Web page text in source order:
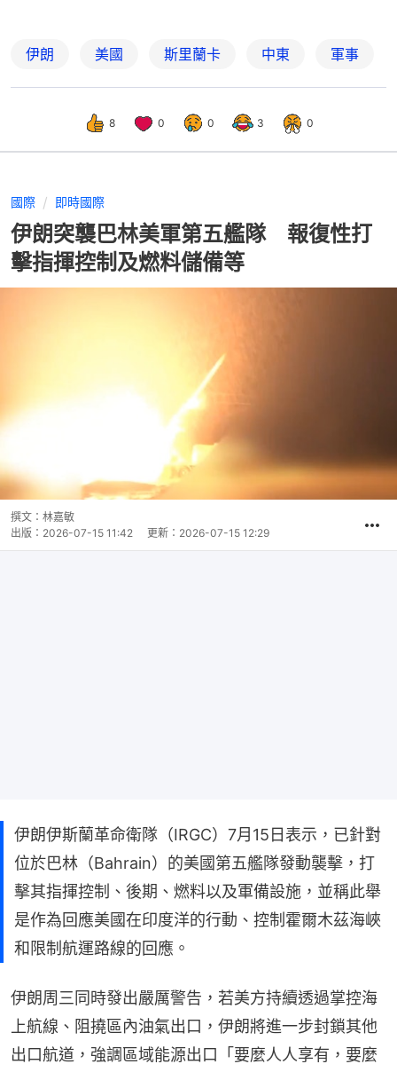
伊朗 美國 斯里蘭卡 中東 軍事
8 0 0 3 0
國際 即時國際
伊朗突襲巴林美軍第五艦隊 報復性打
擊指揮控制及燃料儲備等
撰文： 林嘉敏
出版： 2026-07-15 11:42 更新： 2026-07-15 12:29
伊朗伊斯蘭革命衛隊（IRGC）7月15日表示，已針對
位於巴林（Bahrain）的美國第五艦隊發動襲擊，打
擊其指揮控制、後期、燃料以及軍備設施，並稱此舉
是作為回應美國在印度洋的行動、控制霍爾木茲海峽
和限制航運路線的回應。
伊朗周三同時發出嚴厲警告，若美方持續透過掌控海
上航線、阻撓區內油氣出口，伊朗將進一步封鎖其他
出口航道，強調區域能源出口「要麼人人享有，要麼